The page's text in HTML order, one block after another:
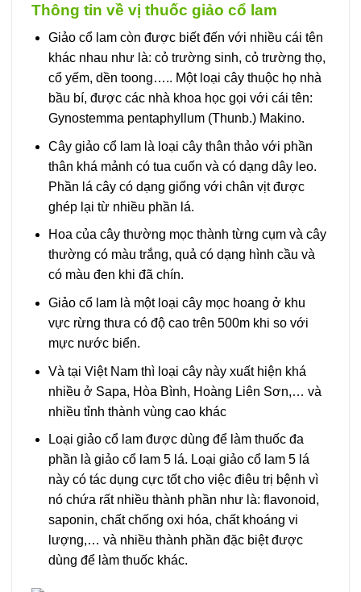
Thông tin về vị thuốc giảo cổ lam
Giảo cổ lam còn được biết đến với nhiều cái tên
khác nhau như là: cỏ trường sinh, cỏ trường thọ,
cổ yếm, dền toong….. Một loại cây thuộc họ nhà
bầu bí, được các nhà khoa học gọi với cái tên:
Gynostemma pentaphyllum (Thunb.) Makino.
Cây giảo cổ lam là loại cây thân thảo với phần
thân khá mảnh có tua cuốn và có dạng dây leo.
Phần lá cây có dạng giống với chân vịt được
ghép lại từ nhiều phần lá.
Hoa của cây thường mọc thành từng cụm và cây
thường có màu trắng, quả có dạng hình cầu và
có màu đen khi đã chín.
Giảo cổ lam là một loại cây mọc hoang ở khu
vực rừng thưa có độ cao trên 500m khi so với
mực nước biển.
Và tại Việt Nam thì loại cây này xuất hiện khá
nhiều ở Sapa, Hòa Bình, Hoàng Liên Sơn,… và
nhiều tỉnh thành vùng cao khác
Loại giảo cổ lam được dùng để làm thuốc đa
phần là giảo cổ lam 5 lá. Loại giảo cổ lam 5 lá
này có tác dụng cực tốt cho việc điêu trị bệnh vì
nó chứa rất nhiều thành phần như là: flavonoid,
saponin, chất chống oxi hóa, chất khoáng vi
lượng,… và nhiều thành phần đặc biệt được
dùng để làm thuốc khác.